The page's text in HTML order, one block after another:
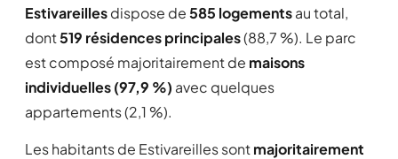
Estivareillesdispose de585 logementsau total,
dont519 résidences principales(88,7 %). Le parc
est composé majoritairement de maisons
individuelles (97,9 %) avec quelques
appartements (2,1 %).
Les habitants de Estivareilles sontmajoritairement